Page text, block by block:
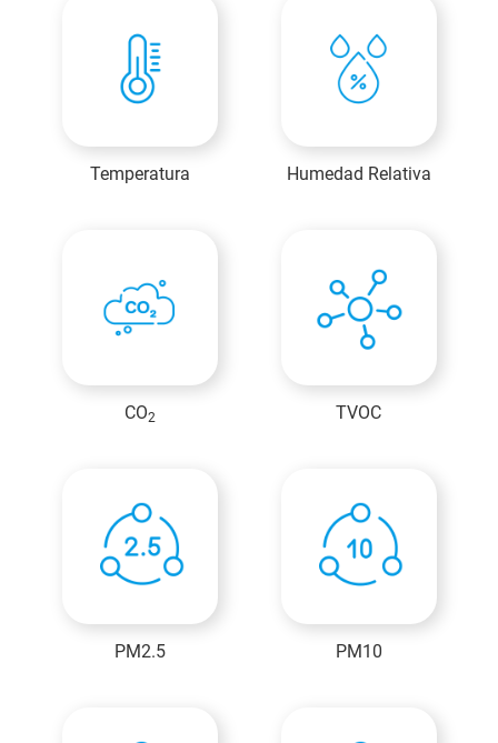
Temperatura Humedad Relativa
CO2 TVOC
PM2.5 PM10